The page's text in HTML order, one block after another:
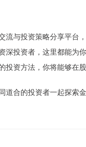
流与投资策略分享平台
投资者，这里都能为
资方法，你将能够在
道合的投资者一起探索